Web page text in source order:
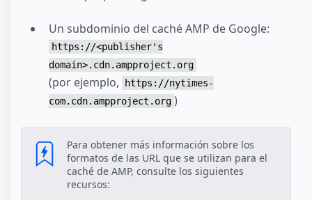
Un subdominio del caché AMP de Google:
https://<publisher's
domain>.cdn.ampproject.org
(por ejemplo,
https://nytimes-
com.cdn.ampproject.org )
Para obtener más información sobre los
formatos de las URL que se utilizan para el
caché de AMP, consulte los siguientes
recursos: